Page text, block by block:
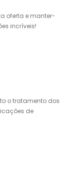
oferta e manter-
incríveis!
o tratamento dos
de